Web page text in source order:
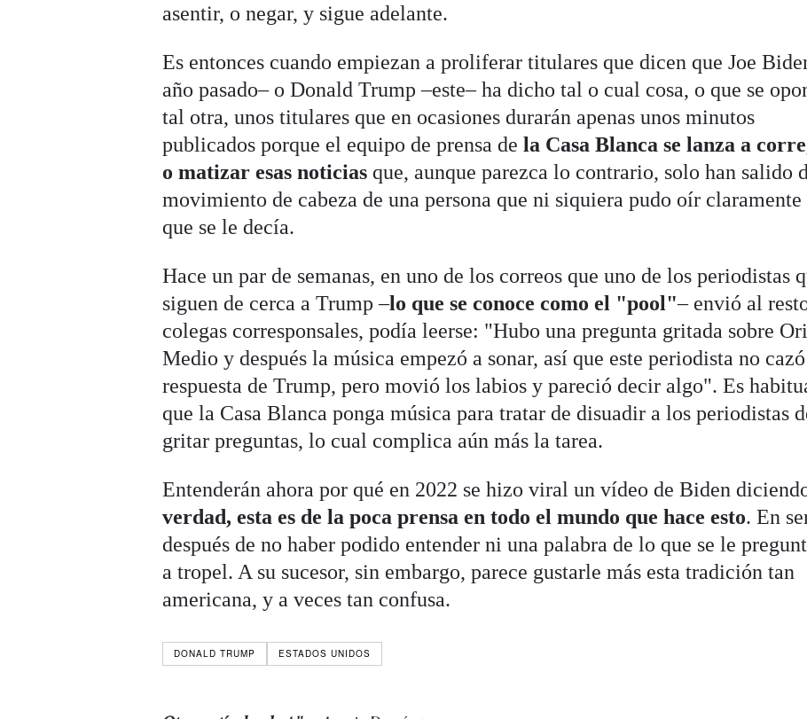
asentir, o negar, y sigue adelante.
Es entonces cuando empiezan a proliferar titulares que dicen que Joe
año pasado– o Donald Trump –este– ha dicho tal o cual cosa, o que se
tal otra, unos titulares que en ocasiones durarán apenas unos minutos
publicados porque el equipo de prensa dela Casa Blanca se lanza a
o matizar esas noticiasque, aunque parezca lo contrario, solo han salido
movimiento de cabeza de una persona que ni siquiera pudo oír claramente
que se le decía.
Hace un par de semanas, en uno de los correos que uno de los periodistas
siguen de cerca a Trump –lo que se conoce como el "pool"– envió al
colegas corresponsales, podía leerse: "Hubo una pregunta gritada sobre
Medio y después la música empezó a sonar, así que este periodista no
respuesta de Trump, pero movió los labios y pareció decir algo". Es
que la Casa Blanca ponga música para tratar de disuadir a los periodistas
gritar preguntas, lo cual complica aún más la tarea.
Entenderán ahora por qué en 2022 se hizo viral un vídeo de Biden
verdad, esta es de la poca prensa en todo el mundo que hace esto. En
después de no haber podido entender ni una palabra de lo que se le
a tropel. A su sucesor, sin embargo, parece gustarle más esta tradición tan
americana, y a veces tan confusa.
DONALD TRUMP ESTADOS UNIDOS